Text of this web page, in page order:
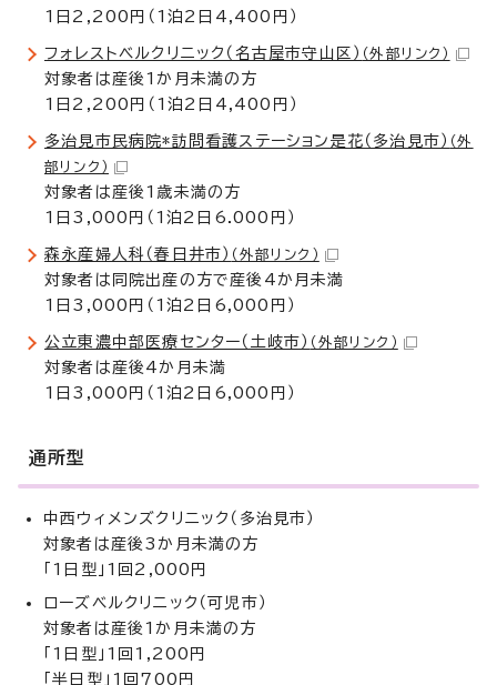
1日2,200円（1泊2日4,400円）
フォレストベルクリニック（名古屋市守山区） （外部リンク）
対象者は産後1か月未満の方
1日2,200円（1泊2日4,400円）
多治見市民病院*訪問看護ステーション是花（多治見市） （外
部リンク）
対象者は産後1歳未満の方
1日3,000円（1泊2日6.000円）
森永産婦人科（春日井市） （外部リンク）
対象者は同院出産の方で産後4か月未満
1日3,000円（1泊2日6,000円）
公立東濃中部医療センター（土岐市） （外部リンク）
対象者は産後4か月未満
1日3,000円（1泊2日6,000円）
通所型
中西ウィメンズクリニック（多治見市）
対象者は産後3か月未満の方
「1日型」1回2,000円
ローズベルクリニック（可児市）
対象者は産後1か月未満の方
「1日型」1回1,200円
「半日型」1回700円